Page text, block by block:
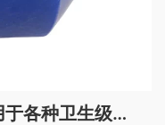
卫生级一体式清管球，适用于各种卫生级管道清洗